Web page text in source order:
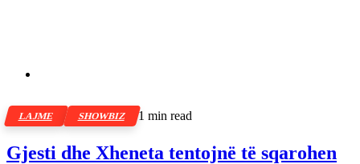
LAJME SHOWBIZ 1 min read
Gjesti dhe Xheneta tentojnë të sqarohen